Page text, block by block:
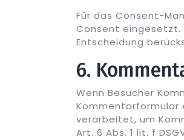
Für das Consent-
Consent eingesetzt.
Entscheidung
6.
Wenn Besucher
Kommentarformular
verarbeitet, um
Art. 6 Abs. 1 lit. f